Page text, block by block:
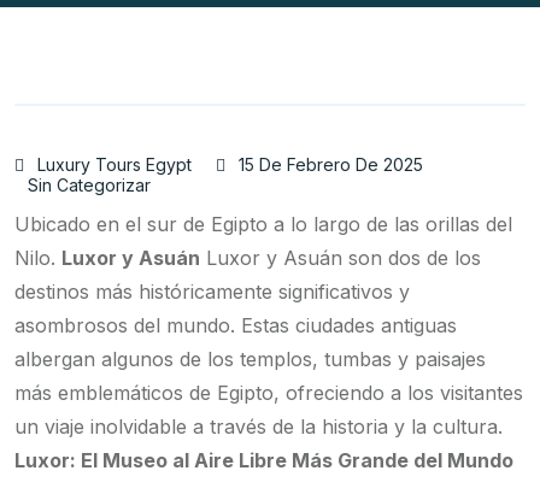
Luxury Tours Egypt
15 De Febrero De 2025
Sin Categorizar
Ubicado en el sur de Egipto a lo largo de las orillas del
Nilo. Luxor y Asuán Luxor y Asuán son dos de los
destinos más históricamente significativos y
asombrosos del mundo. Estas ciudades antiguas
albergan algunos de los templos, tumbas y paisajes
más emblemáticos de Egipto, ofreciendo a los visitantes
un viaje inolvidable a través de la historia y la cultura.
Luxor: El Museo al Aire Libre Más Grande del Mundo